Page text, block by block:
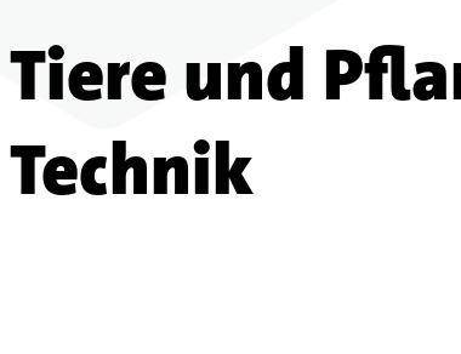
Tiere und
Technik